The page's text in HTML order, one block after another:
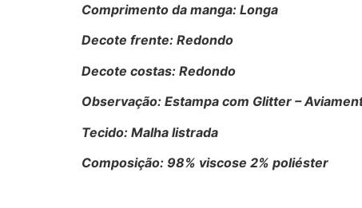
Comprimento da manga: Longa
Decote frente: Redondo
Decote costas: Redondo
Observação: Estampa com Glitter –
Tecido: Malha listrada
Composição: 98% viscose 2% poliéster